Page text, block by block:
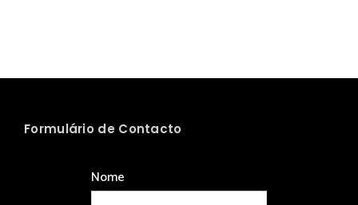
Formulário de Contacto
Nome